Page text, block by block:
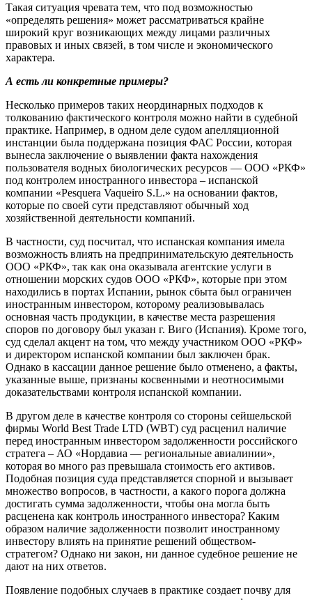
Такая ситуация чревата тем, что под возможностью
«определять решения» может рассматриваться крайне
широкий круг возникающих между лицами различных
правовых и иных связей, в том числе и экономического
характера.
А есть ли конкретные примеры?
Несколько примеров таких неординарных подходов к
толкованию фактического контроля можно найти в судебной
практике. Например, в одном деле судом апелляционной
инстанции была поддержана позиция ФАС России, которая
вынесла заключение о выявлении факта нахождения
пользователя водных биологических ресурсов — ООО «РКФ»
под контролем иностранного инвестора – испанской
компании «Pesquera Vaqueiro S.L.» на основании фактов,
которые по своей сути представляют обычный ход
хозяйственной деятельности компаний.
В частности, суд посчитал, что испанская компания имела
возможность влиять на предпринимательскую деятельность
ООО «РКФ», так как она оказывала агентские услуги в
отношении морских судов ООО «РКФ», которые при этом
находились в портах Испании, рынок сбыта был ограничен
иностранным инвестором, которому реализовывалась
основная часть продукции, в качестве места разрешения
споров по договору был указан г. Виго (Испания). Кроме того,
суд сделал акцент на том, что между участником ООО «РКФ»
и директором испанской компании был заключен брак.
Однако в кассации данное решение было отменено, а факты,
указанные выше, признаны косвенными и неотносимыми
доказательствами контроля испанской компании.
В другом деле в качестве контроля со стороны сейшельской
фирмы World Best Trade LTD (WBT) суд расценил наличие
перед иностранным инвестором задолженности российского
стратега – АО «Нордавиа — региональные авиалинии»,
которая во много раз превышала стоимость его активов.
Подобная позиция суда представляется спорной и вызывает
множество вопросов, в частности, а какого порога должна
достигать сумма задолженности, чтобы она могла быть
расценена как контроль иностранного инвестора? Каким
образом наличие задолженности позволит иностранному
инвестору влиять на принятие решений обществом-
стратегом? Однако ни закон, ни данное судебное решение не
дают на них ответов.
Появление подобных случаев в практике создает почву для